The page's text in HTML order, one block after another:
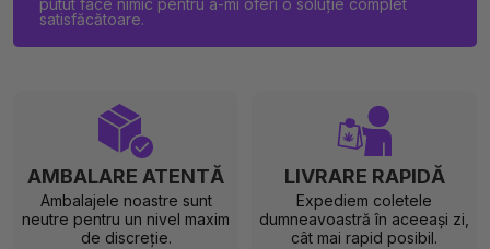
putut face nimic pentru a-mi oferi o soluție complet
satisfăcătoare.
AMBALARE ATENTĂ
Ambalajele noastre sunt
neutre pentru un nivel maxim
de discreție.
LIVRARE RAPIDĂ
Expediem coletele
dumneavoastră în aceeași zi,
cât mai rapid posibil.